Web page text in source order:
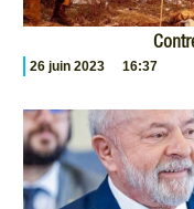
26 juin 2023 16:37